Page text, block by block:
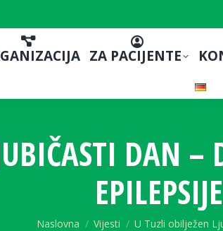
ZA PACIJENTE
DAN –
EPILEPSIJE
You are here:
Naslovna Vijesti U Tuzli obilježen